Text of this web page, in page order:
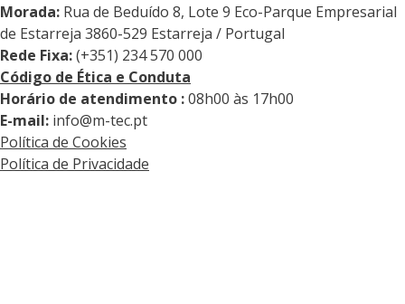
Morada: Rua de Beduído 8, Lote 9 Eco-Parque Empresarial
de Estarreja 3860-529 Estarreja / Portugal
Rede Fixa:(+351) 234 570 000
Código de Ética e Conduta
Horário de atendimento :08h00 às 17h00
E-mail: info@m-tec.pt
Política de Cookies
Política de Privacidade